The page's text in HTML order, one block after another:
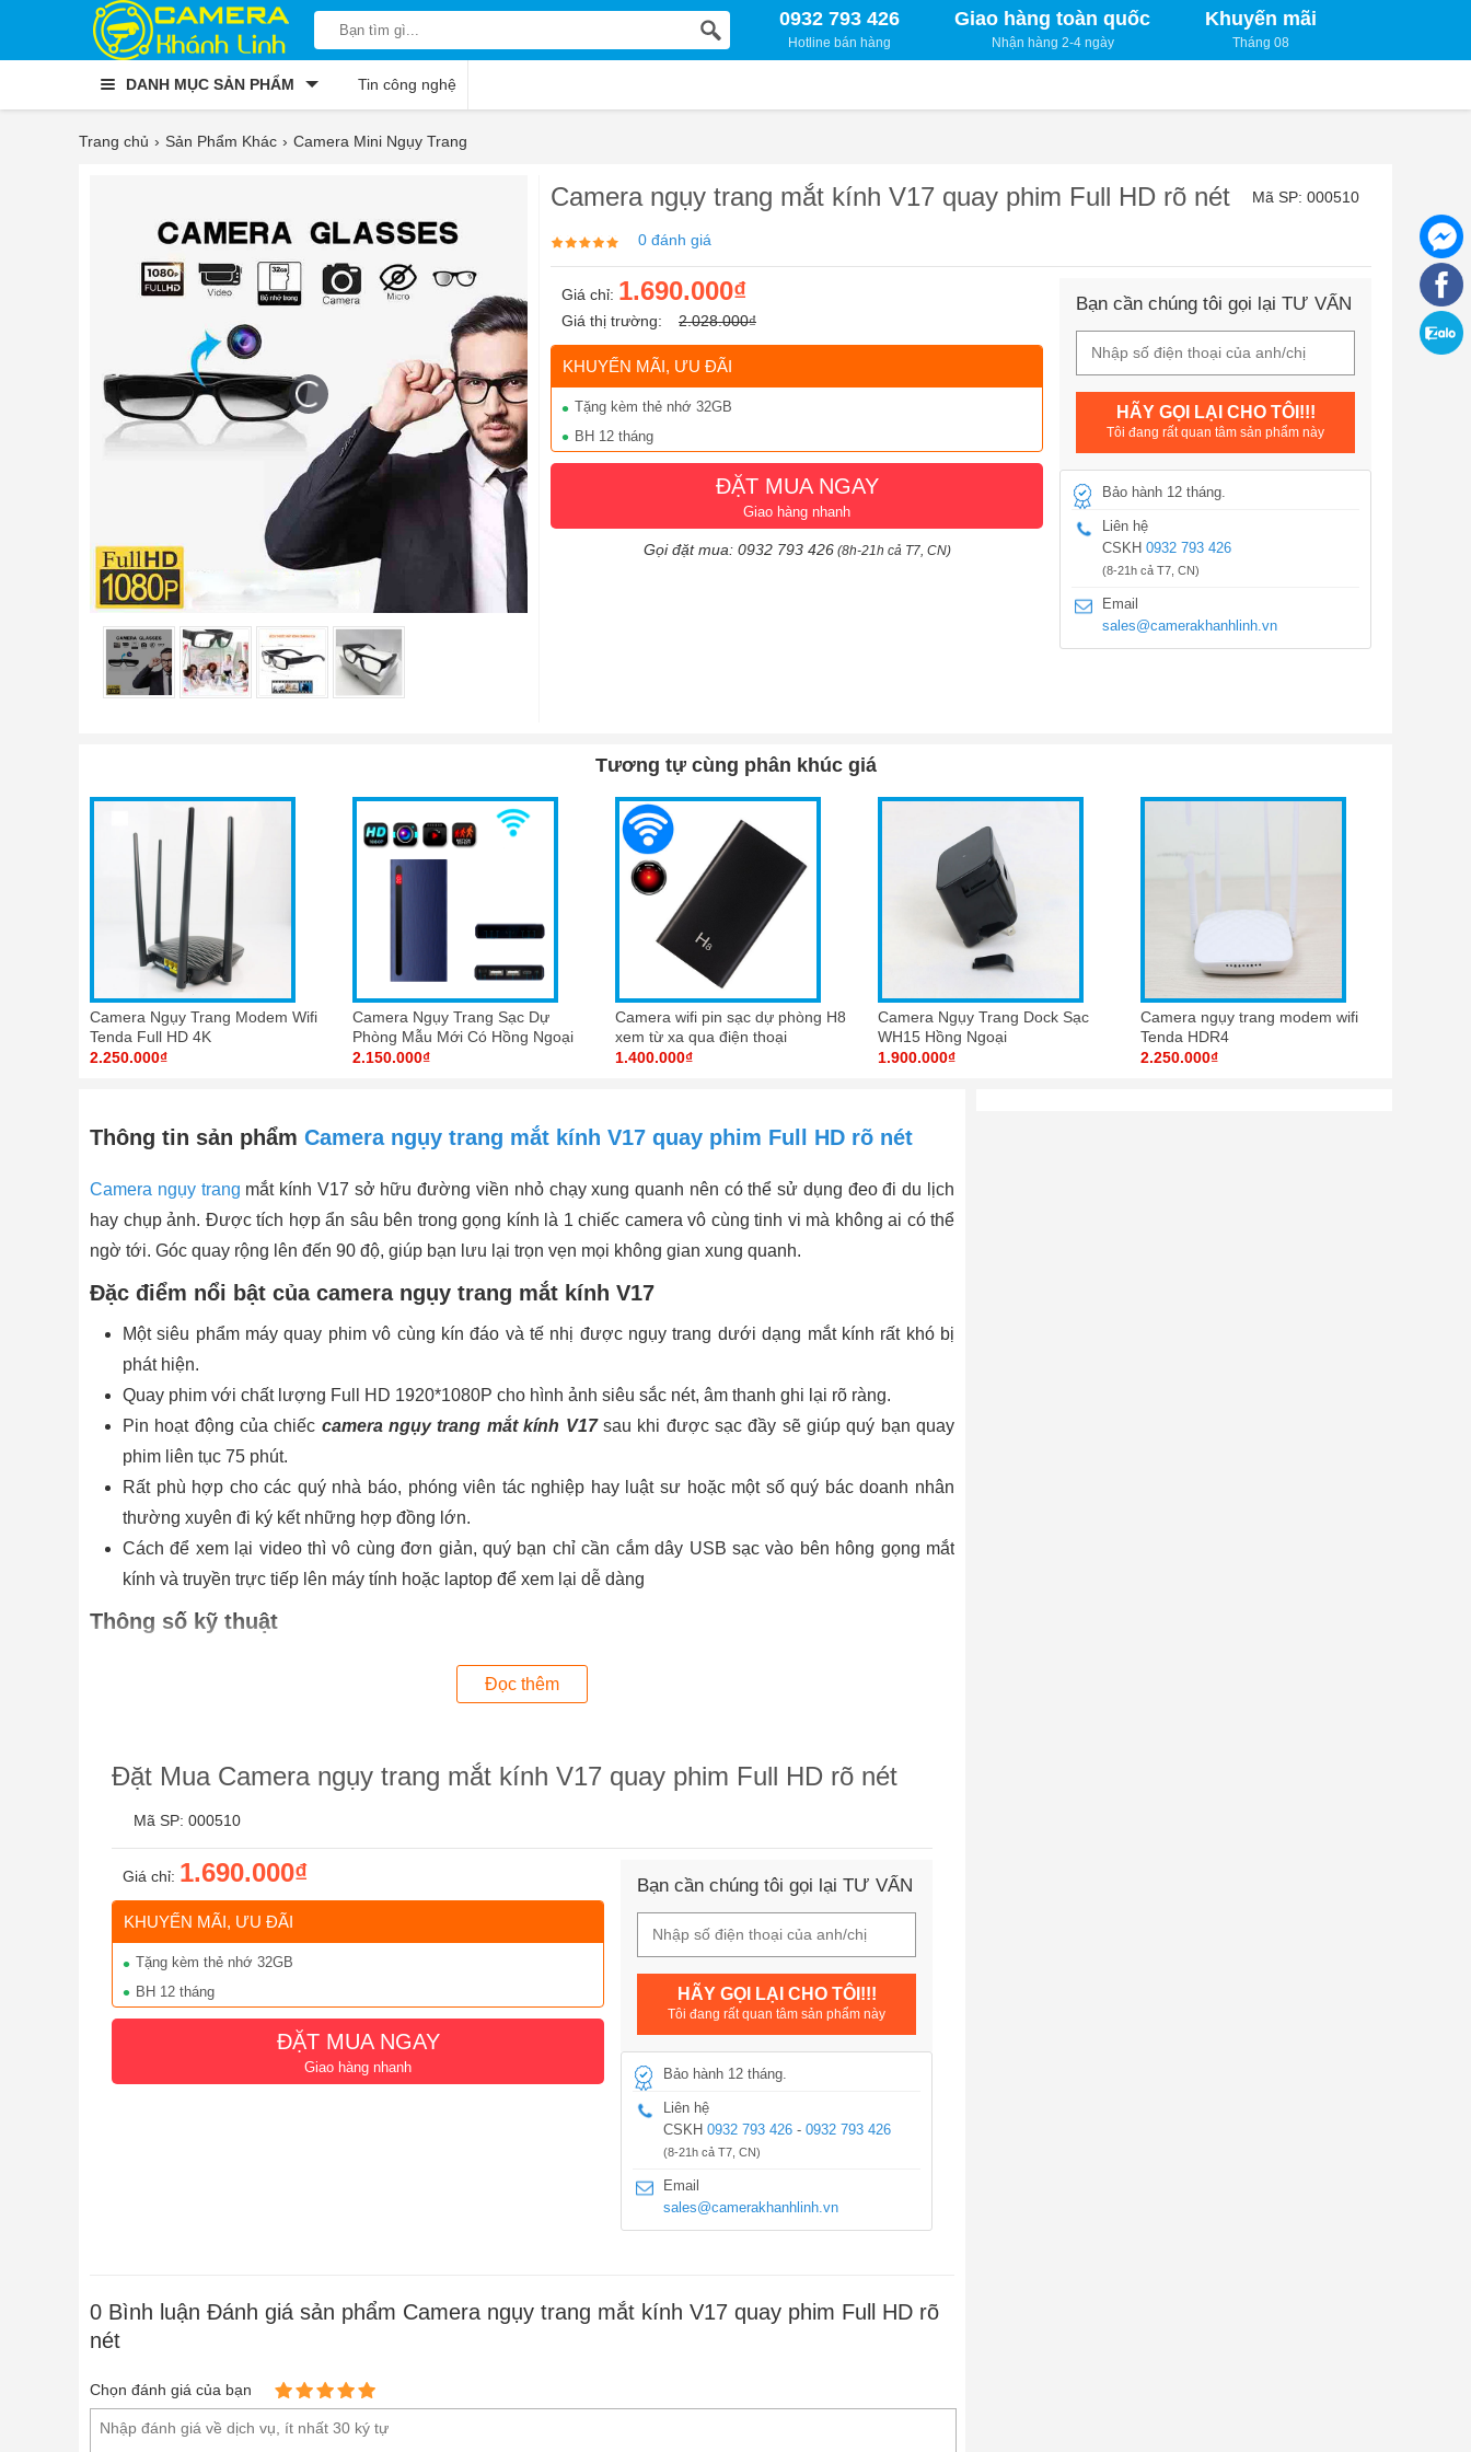
0932 793 426
Hotline bán hàng
Giao hàng toàn quốc
Nhận hàng 2-4 ngày
Khuyến mãi
Tháng 08
DANH MỤC SẢN PHẨM Tin công nghệ
Trang chủ Sản Phẩm Khác Camera Mini Ngụy Trang
Camera ngụy trang mắt kính V17 quay phim Full HD rõ nét Mã SP: 000510
0 đánh giá
Giá chỉ: 1.690.000₫
Giá thị trường: 2.028.000₫
KHUYẾN MÃI, ƯU ĐÃI
Tặng kèm thẻ nhớ 32GB
BH 12 tháng
ĐẶT MUA NGAY
Giao hàng nhanh
Gọi đặt mua: 0932 793 426(8h-21h cả T7, CN)
Bạn cần chúng tôi gọi lại TƯ VẤN
HÃY GỌI LẠI CHO TÔI!!!
Tôi đang rất quan tâm sản phẩm này
Bảo hành 12 tháng.
Liên hệ
CSKH 0932 793 426
(8-21h cả T7, CN)
Email
sales@camerakhanhlinh.vn
Tương tự cùng phân khúc giá
Camera Ngụy Trang Modem Wifi
Tenda Full HD 4K
2.250.000₫
Camera Ngụy Trang Sạc Dự
Phòng Mẫu Mới Có Hồng Ngoại
4K
2.150.000₫
Camera wifi pin sạc dự phòng H8
xem từ xa qua điện thoại
1.400.000₫
Camera Ngụy Trang Dock Sạc
WH15 Hồng Ngoại
1.900.000₫
Camera ngụy trang modem wifi
Tenda HDR4
2.250.000₫
Thông tin sản phẩm Camera ngụy trang mắt kính V17 quay phim Full HD rõ nét
Camera ngụy trang mắt kính V17 sở hữu đường viền nhỏ chạy xung quanh nên có thể sử dụng đeo đi du lịch
hay chụp ảnh. Được tích hợp ẩn sâu bên trong gọng kính là 1 chiếc camera vô cùng tinh vi mà không ai có thể
ngờ tới. Góc quay rộng lên đến 90 độ, giúp bạn lưu lại trọn vẹn mọi không gian xung quanh.
Đặc điểm nổi bật của camera ngụy trang mắt kính V17
Một siêu phẩm máy quay phim vô cùng kín đáo và tế nhị được ngụy trang dưới dạng mắt kính rất khó bị
phát hiện.
Quay phim với chất lượng Full HD 1920*1080P cho hình ảnh siêu sắc nét, âm thanh ghi lại rõ ràng.
Pin hoạt động của chiếc camera ngụy trang mắt kính V17sau khi được sạc đầy sẽ giúp quý bạn quay
phim liên tục 75 phút.
Rất phù hợp cho các quý nhà báo, phóng viên tác nghiệp hay luật sư hoặc một số quý bác doanh nhân
thường xuyên đi ký kết những hợp đồng lớn.
Cách để xem lại video thì vô cùng đơn giản, quý bạn chỉ cần cắm dây USB sạc vào bên hông gọng mắt
kính và truyền trực tiếp lên máy tính hoặc laptop để xem lại dễ dàng
Thông số kỹ thuật
Wifi từ xa: Không hỗ trợ
Điện áp sạc: DC-5V
Định dạng video: AVI
Tích hợp pin: 3.7V 300mAh
Kích thước kính: 150 * 155 * 42mm
Đọc thêm
Đặt Mua Camera ngụy trang mắt kính V17 quay phim Full HD rõ nét
Mã SP: 000510
Giá chỉ: 1.690.000₫
KHUYẾN MÃI, ƯU ĐÃI
Tặng kèm thẻ nhớ 32GB
BH 12 tháng
ĐẶT MUA NGAY
Giao hàng nhanh
Bạn cần chúng tôi gọi lại TƯ VẤN
HÃY GỌI LẠI CHO TÔI!!!
Tôi đang rất quan tâm sản phẩm này
Bảo hành 12 tháng.
Liên hệ
CSKH 0932 793 426 - 0932 793 426
(8-21h cả T7, CN)
Email
sales@camerakhanhlinh.vn
0 Bình luận Đánh giá sản phẩm Camera ngụy trang mắt kính V17 quay phim Full HD rõ
nét
Chọn đánh giá của bạn